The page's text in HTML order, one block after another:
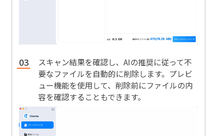
スキャン結果を確認し、AIの推奨に従って不
要なファイルを自動的に削除します。プレビ
ュー機能を使用して、削除前にファイルの内
容を確認することもできます。